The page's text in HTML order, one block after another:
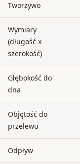
Tworzywo
Wymiary
(długość x
szerokość)
Głębokość do
dna
Objętość do
przelewu
Odpływ